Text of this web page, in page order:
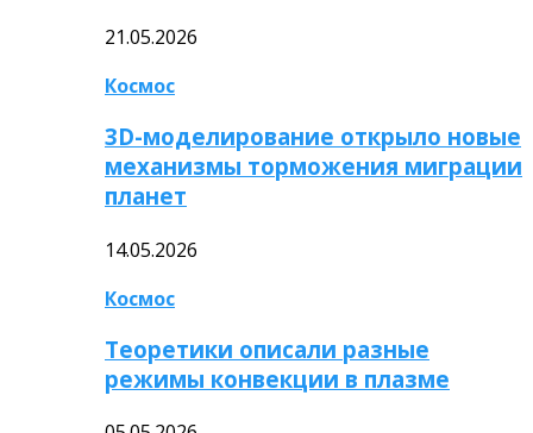
21.05.2026
Космос
3D-моделирование открыло новые
механизмы торможения миграции
планет
14.05.2026
Космос
Теоретики описали разные
режимы конвекции в плазме